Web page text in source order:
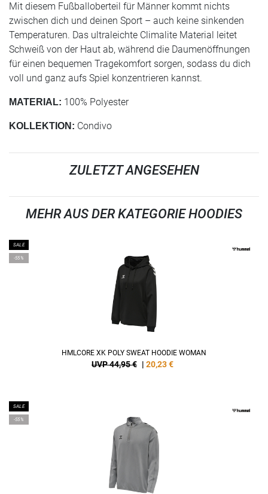
Mit diesem Fußballoberteil für Männer kommt nichts
zwischen dich und deinen Sport – auch keine sinkenden
Temperaturen. Das ultraleichte Climalite Material leitet
Schweiß von der Haut ab, während die Daumenöffnungen
für einen bequemen Tragekomfort sorgen, sodass du dich
voll und ganz aufs Spiel konzentrieren kannst.
MATERIAL: 100% Polyester
KOLLEKTION: Condivo
ZULETZT ANGESEHEN
MEHR AUS DER KATEGORIE HOODIES
SALE
-55%
HMLCORE XK POLY SWEAT HOODIE WOMAN
UVP 44,95 € | 20,23€
SALE
-55%